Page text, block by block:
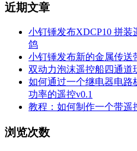
近期文章
小钉锤发布XDCP10 拼
鸽
小钉锤发布新的金属传送
双动力泡沫遥控船四通道
如何通过一个继电器电路
功率的遥控v0.1
教程：如何制作一个带遥
浏览次数